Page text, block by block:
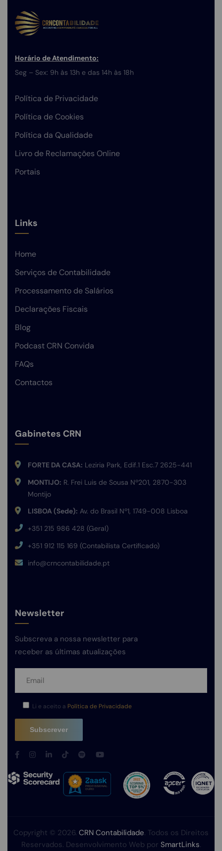
Horário de Atendimento:
Seg – Sex: 9h às 13h e das 14h às 18h
Política de Privacidade
Política de Cookies
Política da Qualidade
Livro de Reclamações Online
Portais
Links
Home
Serviços de Contabilidade
Processamento de Salários
Declarações Fiscais
Blog
Podcast CRN Convida
FAQs
Contactos
Gabinetes CRN
FORTE DA CASA: Leziria Park, Edif.1 Esc.7 2625-441
MONTIJO: R. Frei Luis de Sousa Nº201, 2870-303
Montijo
LISBOA (Sede): Av. do Brasil Nº1, 1749-008 Lisboa
+351 215 986 428 (Geral)
+351 912 115 169 (Contabilista Certificado)
info@crncontabilidade.pt
Newsletter
Subscreva a nossa newsletter para
receber as últimas atualizações
Li e aceito a Política de Privacidade
Copyright © 2026. CRN Contabilidade. Todos os Direitos
Reservados. Desenvolvimento Web por SmartLinks.